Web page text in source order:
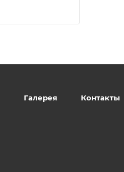
Галерея Контакты